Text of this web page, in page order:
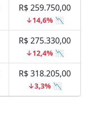
R$ 259.750,00
↓14,6% 📉
R$ 275.330,00
↓12,4% 📉
R$ 318.205,00
↓3,3% 📉